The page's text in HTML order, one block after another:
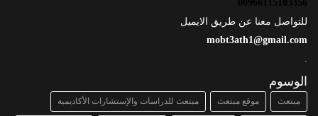
00966115103356
للتواصل معنا عن طريق الايميل
mobt3ath1@gmail.com
الوسوم
مبتعث موقع مبتعث مبتعث للدراسات والإستشارات الأكاديمية